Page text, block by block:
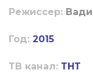
Режиссер:
Год: 2015
ТВ канал: ТНТ